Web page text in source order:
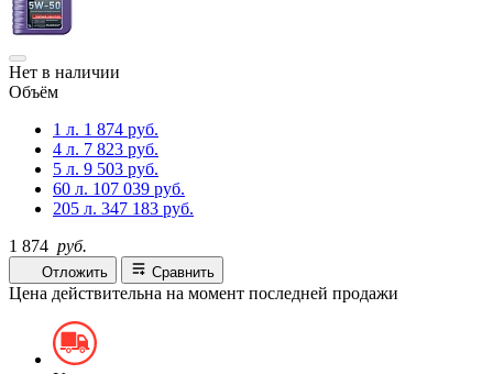
Нет в наличии
Объём
1 л. 1 874 руб.
4 л. 7 823 руб.
5 л. 9 503 руб.
60 л. 107 039 руб.
205 л. 347 183 руб.
1 874 руб.
Отложить Сравнить
Цена действительна на момент последней продажи